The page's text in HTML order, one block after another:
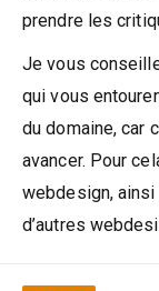
prendre les
Je vous
qui vous
du domaine, car
avancer. Pour
webdesign,
d’autres